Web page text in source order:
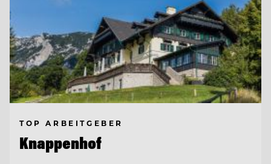
TOP ARBEITGEBER
Knappenhof